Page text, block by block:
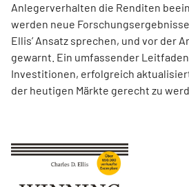
Anlegerverhalten die Renditen
werden neue
Ellis’ Ansatz sprechen, und vor der
gewarnt. Ein umfassender
Investitionen, erfolgreich
der heutigen Märkte gerecht zu